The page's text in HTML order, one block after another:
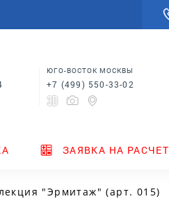
ЮГО-ВОСТОК МОСКВЫ
+7 (499) 550-33-02
ЗАЯВКА НА РАСЧЕТ
"Эрмитаж" (арт. 015)